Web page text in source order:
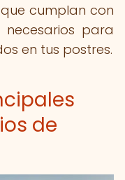
cumplan con
para
en tus postres.
de